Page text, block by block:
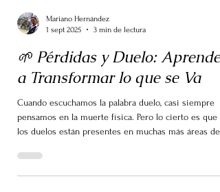
Mariano Hernández
1 sept 2025
3 min de lectura
🌱 Pérdidas y Duelo: Aprender
a Transformar lo que se Va
Cuando escuchamos la palabra duelo, casi siempre
nuestra vida: perder un trabajo, un objeto preciado,